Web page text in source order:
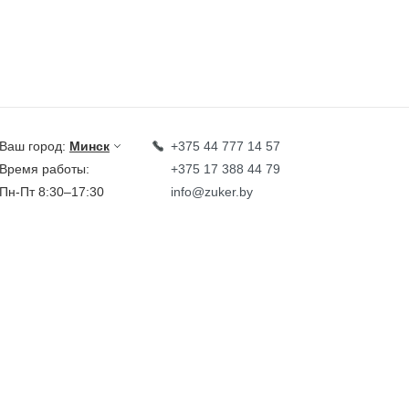
Ваш город: Минск
Время работы:
Пн-Пт 8:30–17:30
+375 44 777 14 57
+375 17 388 44 79
info@zuker.by